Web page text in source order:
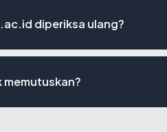
diperiksa ulang?